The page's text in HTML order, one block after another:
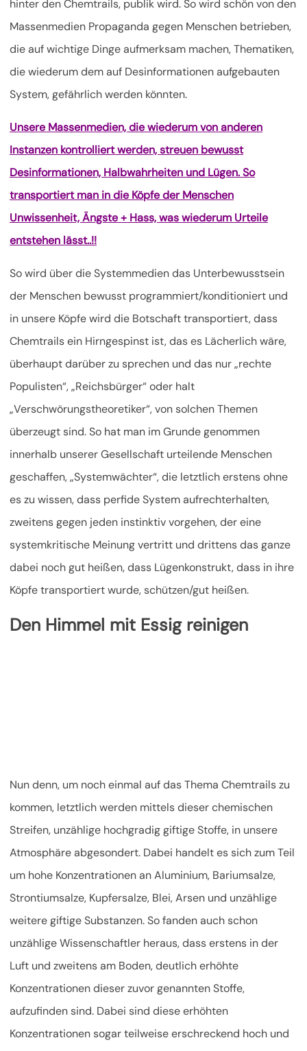
hinter den Chemtrails, publik wird. So wird schön von den
Massenmedien Propaganda gegen Menschen betrieben,
die auf wichtige Dinge aufmerksam machen, Thematiken,
die wiederum dem auf Desinformationen aufgebauten
System, gefährlich werden könnten.
Unsere Massenmedien, die wiederum von anderen
Instanzen kontrolliert werden, streuen bewusst
Desinformationen, Halbwahrheiten und Lügen. So
transportiert man in die Köpfe der Menschen
Unwissenheit, Ängste + Hass, was wiederum Urteile
entstehen lässt..!!
So wird über die Systemmedien das Unterbewusstsein
der Menschen bewusst programmiert/konditioniert und
in unsere Köpfe wird die Botschaft transportiert, dass
Chemtrails ein Hirngespinst ist, das es Lächerlich wäre,
überhaupt darüber zu sprechen und das nur „rechte
Populisten“, „Reichsbürger“ oder halt
„Verschwörungstheoretiker“, von solchen Themen
überzeugt sind. So hat man im Grunde genommen
innerhalb unserer Gesellschaft urteilende Menschen
geschaffen, „Systemwächter“, die letztlich erstens ohne
es zu wissen, dass perfide System aufrechterhalten,
zweitens gegen jeden instinktiv vorgehen, der eine
systemkritische Meinung vertritt und drittens das ganze
dabei noch gut heißen, dass Lügenkonstrukt, dass in ihre
Köpfe transportiert wurde, schützen/gut heißen.
Den Himmel mit Essig reinigen
Nun denn, um noch einmal auf das Thema Chemtrails zu
kommen, letztlich werden mittels dieser chemischen
Streifen, unzählige hochgradig giftige Stoffe, in unsere
Atmosphäre abgesondert. Dabei handelt es sich zum Teil
um hohe Konzentrationen an Aluminium, Bariumsalze,
Strontiumsalze, Kupfersalze, Blei, Arsen und unzählige
weitere giftige Substanzen. So fanden auch schon
unzählige Wissenschaftler heraus, dass erstens in der
Luft und zweitens am Boden, deutlich erhöhte
Konzentrationen dieser zuvor genannten Stoffe,
aufzufinden sind. Dabei sind diese erhöhten
Konzentrationen sogar teilweise erschreckend hoch und